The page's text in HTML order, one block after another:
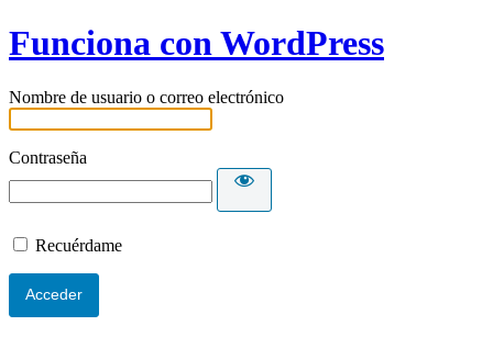
Funciona con WordPress
Nombre de usuario o correo electrónico
Contraseña
Recuérdame